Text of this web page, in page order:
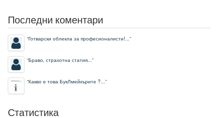
Последни коментари
“Готварски облекла за професионалисти!...”
“Браво, страхотна статия...”
“Какво е това БукЛмейкърите ?...”
Статистика